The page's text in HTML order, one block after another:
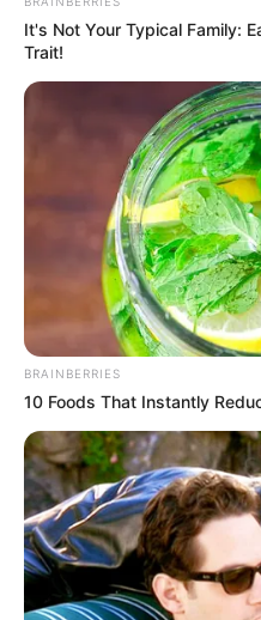
Η επιμέλεια της στήλης
Κοινοποίησε άρθρο
Προσθήκη τοnewstok.gr
Ανακαλύψτε περισσότερα
αναζήτησης.
It's Not Your Typical Family:
Trait!
BRAINBERRIES
10 Foods That Instantly